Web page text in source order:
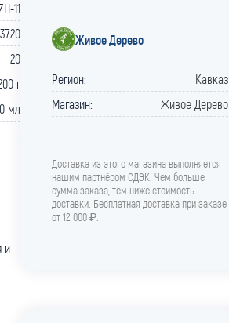
11
20
г
мл
и
Живое Дерево
Регион:
Кавказ
Магазин:
Живое Дерево
Доставка из этого магазина выполняется
нашим партнёром СДЭК. Чем больше
сумма заказа, тем ниже стоимость
доставки. Бесплатная доставка при заказе
от 12 000 ₽.